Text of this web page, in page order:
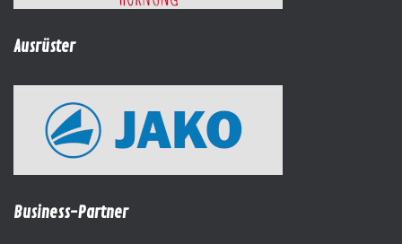
Ausrüster
Business-Partner